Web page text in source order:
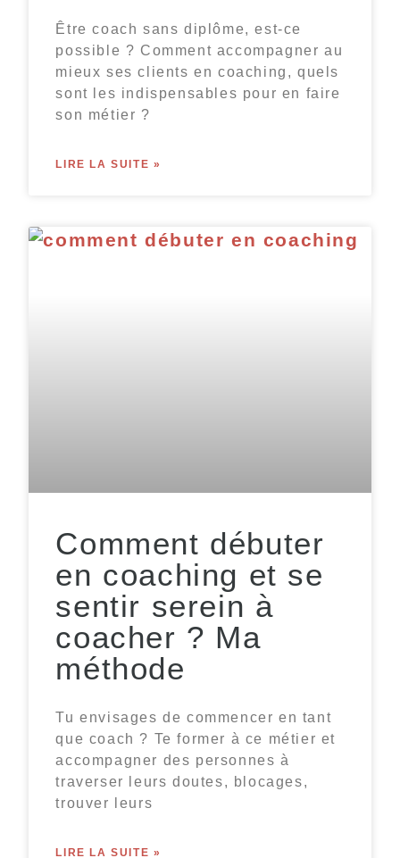
Être coach sans diplôme, est-ce
possible ? Comment accompagner au
mieux ses clients en coaching, quels
sont les indispensables pour en faire
son métier ?
LIRE LA SUITE »
Comment débuter
en coaching et se
sentir serein à
coacher ? Ma
méthode
Tu envisages de commencer en tant
que coach ? Te former à ce métier et
accompagner des personnes à
traverser leurs doutes, blocages,
trouver leurs
LIRE LA SUITE »